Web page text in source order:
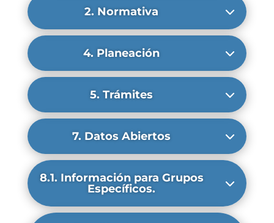
2. Normativa
4. Planeación
5. Trámites
7. Datos Abiertos
8.1. Información para Grupos
Específicos.